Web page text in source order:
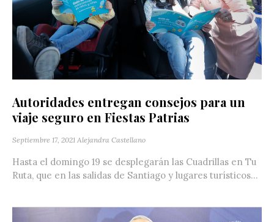
Autoridades entregan consejos para un
viaje seguro en Fiestas Patrias
Septiembre 17, 2021 Alejandra Castellano
Hasta el domingo 19 se desplegarán las Cuadrillas en Tu
Ruta, que en las salidas de Santiago y lugares turísticos...